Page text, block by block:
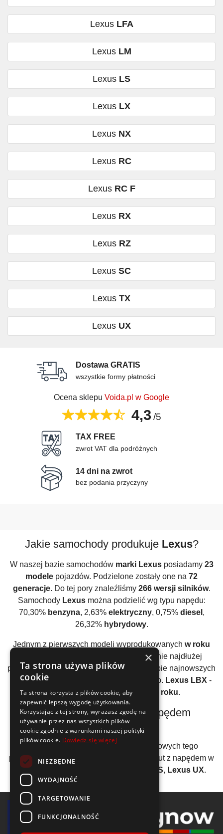
Lexus LFA
Lexus LM
Lexus LS
Lexus LX
Lexus NX
Lexus RC
Lexus RC F
Lexus RX
Lexus RZ
Lexus SC
Lexus TX
Lexus UX
Dostawa GRATIS
wszystkie formy płatności
Ocena sklepu Voida.pl w Google
4,3 /5
TAX FREE
zwrot VAT dla podróżnych
14 dni na zwrot
bez podania przyczyny
Jakie samochody produkuje Lexus?
W naszej bazie samochodów marki Lexusposiadamy 23
modele pojazdów. Podzielone zostały one na 72
generacje. Do tej pory znaleźliśmy 266 wersji silników.
Samochody Lexusmożna podzielić wg typu napędu:
70,30% benzyna, 2,63% elektryczny, 0,75% diesel ,
26,32% hybrydowy.
Jednym z pierwszych modeli wyprodukowanych w roku
. Jest to jednocześnie najdłużej
produkowane auto tej marki -39 lat
. W grupie najnowszych
aut spod znaku
wyróżnić można np. Lexus LBX -
produkcja rozpoczęła się w
2023 roku.
Pojazdy markiLexusz napędem
elektrycznym
W gamie produkowanych wersji silnikowych tego
producenta znajdują się również modele aut z napędem w
pełni elektrycznym:
Lexus ES, Lexus UX.
×
Ta strona używa plików
cookie
Ta strona korzysta z plików cookie, aby
zapewnić lepszą wygodę użytkowania.
Korzystając z tej strony, wyrażasz zgodę na
używanie przez nas wszystkich plików
cookie zgodnie z warunkami naszej polityki
plików cookie. Dowiedz się więcej
NIEZBĘDNE
WYDAJNOŚĆ
TARGETOWANIE
FUNKCJONALNOŚĆ